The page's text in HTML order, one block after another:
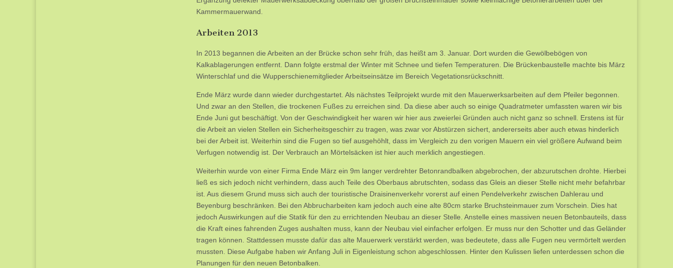
Kammermauerwand.
Arbeiten 2013
In 2013 begannen die Arbeiten an der Brücke schon sehr früh, das heißt am 3. Januar. Dort wurden die Gewölbebögen von
Kalkablagerungen entfernt. Dann folgte erstmal der Winter mit Schnee und tiefen Temperaturen. Die Brückenbaustelle machte bis März
Winterschlaf und die Wupperschienemitglieder Arbeitseinsätze im Bereich Vegetationsrückschnitt.
Ende März wurde dann wieder durchgestartet. Als nächstes Teilprojekt wurde mit den Mauerwerksarbeiten auf dem Pfeiler begonnen.
Und zwar an den Stellen, die trockenen Fußes zu erreichen sind. Da diese aber auch so einige Quadratmeter umfassten waren wir bis
Ende Juni gut beschäftigt. Von der Geschwindigkeit her waren wir hier aus zweierlei Gründen auch nicht ganz so schnell. Erstens ist für
die Arbeit an vielen Stellen ein Sicherheitsgeschirr zu tragen, was zwar vor Abstürzen sichert, andererseits aber auch etwas hinderlich
bei der Arbeit ist. Weiterhin sind die Fugen so tief ausgehöhlt, dass im Vergleich zu den vorigen Mauern ein viel größere Aufwand beim
Verfugen notwendig ist. Der Verbrauch an Mörtelsäcken ist hier auch merklich angestiegen.
Weiterhin wurde von einer Firma Ende März ein 9m langer verdrehter Betonrandbalken abgebrochen, der abzurutschen drohte. Hierbei
ließ es sich jedoch nicht verhindern, dass auch Teile des Oberbaus abrutschten, sodass das Gleis an dieser Stelle nicht mehr befahrbar
ist. Aus diesem Grund muss sich auch der touristische Draisinenverkehr vorerst auf einen Pendelverkehr zwischen Dahlerau und
Beyenburg beschränken. Bei den Abbrucharbeiten kam jedoch auch eine alte 80cm starke Bruchsteinmauer zum Vorschein. Dies hat
jedoch Auswirkungen auf die Statik für den zu errichtenden Neubau an dieser Stelle. Anstelle eines massiven neuen Betonbauteils, dass
die Kraft eines fahrenden Zuges aushalten muss, kann der Neubau viel einfacher erfolgen. Er muss nur den Schotter und das Geländer
tragen können. Stattdessen musste dafür das alte Mauerwerk verstärkt werden, was bedeutete, dass alle Fugen neu vermörtelt werden
mussten. Diese Aufgabe haben wir Anfang Juli in Eigenleistung schon abgeschlossen. Hinter den Kulissen liefen unterdessen schon die
Planungen für den neuen Betonbalken.